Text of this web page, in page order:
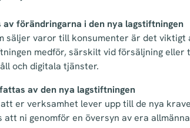
förändringarna i den nya lagstiftningen
säljer varor till konsumenter är det
medför, särskilt vid försäljning
och digitala tjänster.
av den nya lagstiftningen
er verksamhet lever upp till de nya
att ni genomför en översyn av era